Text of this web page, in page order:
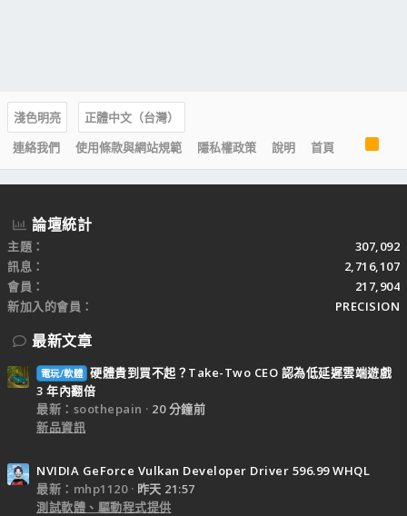
淺色明亮
正體中文（台灣）
連絡我們
使用條款與網站規範 隱私權政策 說明 首頁
R
S
S
論壇統計
主題
307,092
訊息
2,716,107
會員
217,904
新加入的會員
PRECISION
最新文章
電玩/軟體 硬體貴到買不起？Take-Two CEO 認為低延遲雲端遊戲
3 年內翻倍
最新：soothepain
20 分鐘前
新品資訊
NVIDIA GeForce Vulkan Developer Driver 596.99 WHQL
最新：mhp1120
昨天 21:57
測試軟體、驅動程式提供